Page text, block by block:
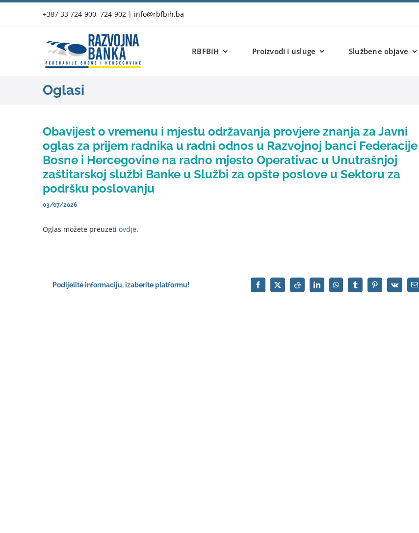
+387 33 724-900, 724-902 | info@rbfbih.ba
RBFBIH Proizvodi i usluge Službene objave
Oglasi
Obavijest o vremenu i mjestu održavanja provjere znanja za Javni
oglas za prijem radnika u radni odnos u Razvojnoj banci Federacije
Bosne i Hercegovine na radno mjesto Operativac u Unutrašnjoj
zaštitarskoj službi Banke u Službi za opšte poslove u Sektoru za
podršku poslovanju
03/07/2026
Oglas možete preuzeti ovdje.
Podijelite informaciju, izaberite platformu!